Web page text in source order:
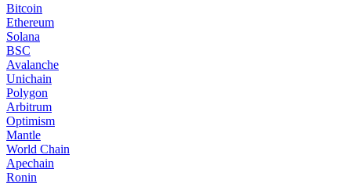
Bitcoin
Ethereum
Solana
BSC
Avalanche
Unichain
Polygon
Arbitrum
Optimism
Mantle
World Chain
Apechain
Ronin